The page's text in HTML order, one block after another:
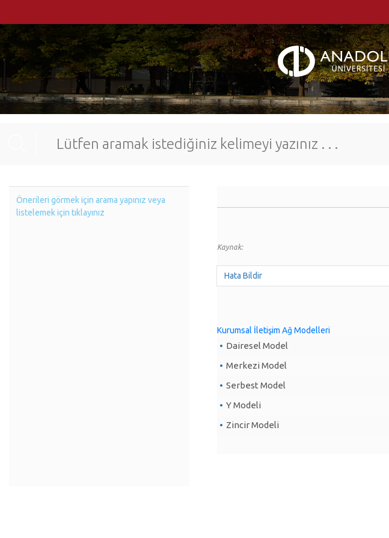
Kaynak:
Hata Bildir
Kurumsal İletişim Ağ Modelleri
Dairesel Model
Merkezi Model
Serbest Model
Y Modeli
Zincir Modeli
Önerileri görmek için arama yapınız veya
listelemek için tıklayınız